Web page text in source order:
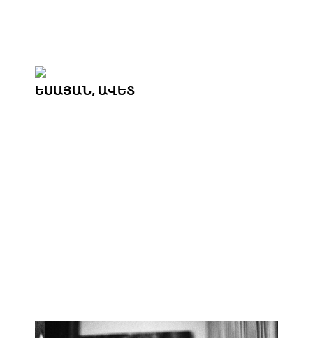
ԵՍԱՅԱՆ, ԱՎԵՏ